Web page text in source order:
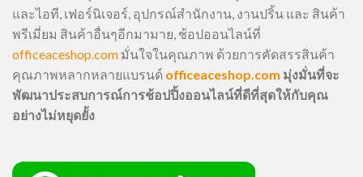
และไอที, เฟอร์นิเจอร์, อุปกรณ์สำนักงาน, งานปริ้น และ สินค้า
พรีเมี่ยม สินค้าอื่นๆอีกมามาย, ช้อปออนไลน์ที่
officeaceshop.com มั่นใจในคุณภาพ ด้วยการคัดสรรสินค้า
คุณภาพหลากหลายแบรนด์ officeaceshop.com มุ่งมั่นที่จะ
พัฒนาประสบการณ์การช้อปปิ้งออนไลน์ที่ดีที่สุดให้กับคุณ
อย่างไม่หยุดยั้ง